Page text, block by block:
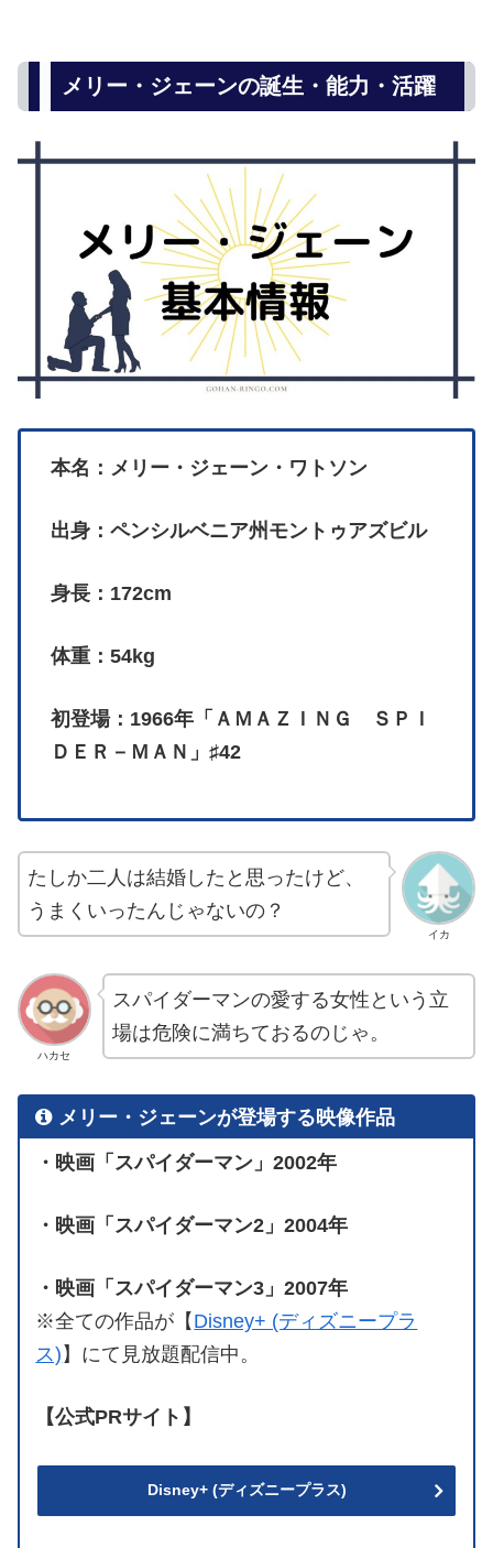
メリー・ジェーンの誕生・能力・活躍
本名：メリー・ジェーン・ワトソン
出身：ペンシルベニア州モントゥアズビル
身長：172cm
体重：54kg
初登場：1966年「ＡＭＡＺＩＮＧ ＳＰＩ
ＤＥＲ－ＭＡＮ」♯42
イカ
たしか二人は結婚したと思ったけど、
うまくいったんじゃないの？
ハカセ
スパイダーマンの愛する女性という立
場は危険に満ちておるのじゃ。
メリー・ジェーンが登場する映像作品
・映画「スパイダーマン」2002年
・映画「スパイダーマン2」2004年
・映画「スパイダーマン3」2007年
※全ての作品が【 Disney+ (ディズニープラ
ス) 】にて見放題配信中。
【公式PRサイト】
Disney+ (ディズニープラス)